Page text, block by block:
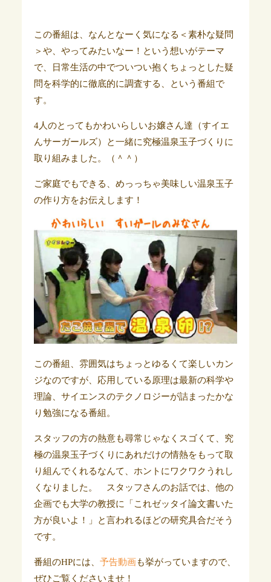
この番組は、なんとなーく気になる＜素朴な疑問
＞や、やってみたいなー！という想いがテーマ
で、日常生活の中でついつい抱くちょっとした疑
問を科学的に徹底的に調査する、という番組で
す。
4人のとってもかわいらしいお嬢さん達（すイエ
んサーガールズ）と一緒に究極温泉玉子づくりに
取り組みました。（＾＾）
ご家庭でもできる、めっっちゃ美味しい温泉玉子
の作り方をお伝えします！
この番組、雰囲気はちょっとゆるくて楽しいカン
ジなのですが、応用している原理は最新の科学や
理論、サイエンスのテクノロジーが詰まったかな
り勉強になる番組。
スタッフの方の熱意も尋常じゃなくスゴくて、究
極の温泉玉子づくりにあれだけの情熱をもって取
り組んでくれるなんて、ホントにワクワクうれし
くなりました。 スタッフさんのお話では、他の
企画でも大学の教授に「これゼッタイ論文書いた
方が良いよ！」と言われるほどの研究具合だそう
です。
番組のHPには、 予告動画も挙がっていますので、
ぜひご覧くださいませ！